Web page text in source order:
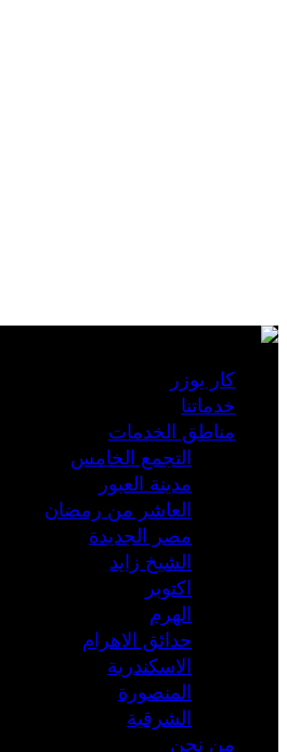
كار يوزر
خدماتنا
مناطق الخدمات
التجمع الخامس
مدينة العبور
العاشر من رمضان
مصر الجديدة
الشيخ زايد
اكتوبر
الهرم
حدائق الاهرام
الاسكندرية
المنصورة
الشرقية
من نحن